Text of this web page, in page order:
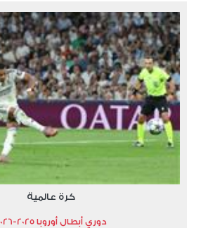
كرة عالمية
دوري أبطال أوروبا 2025-2026